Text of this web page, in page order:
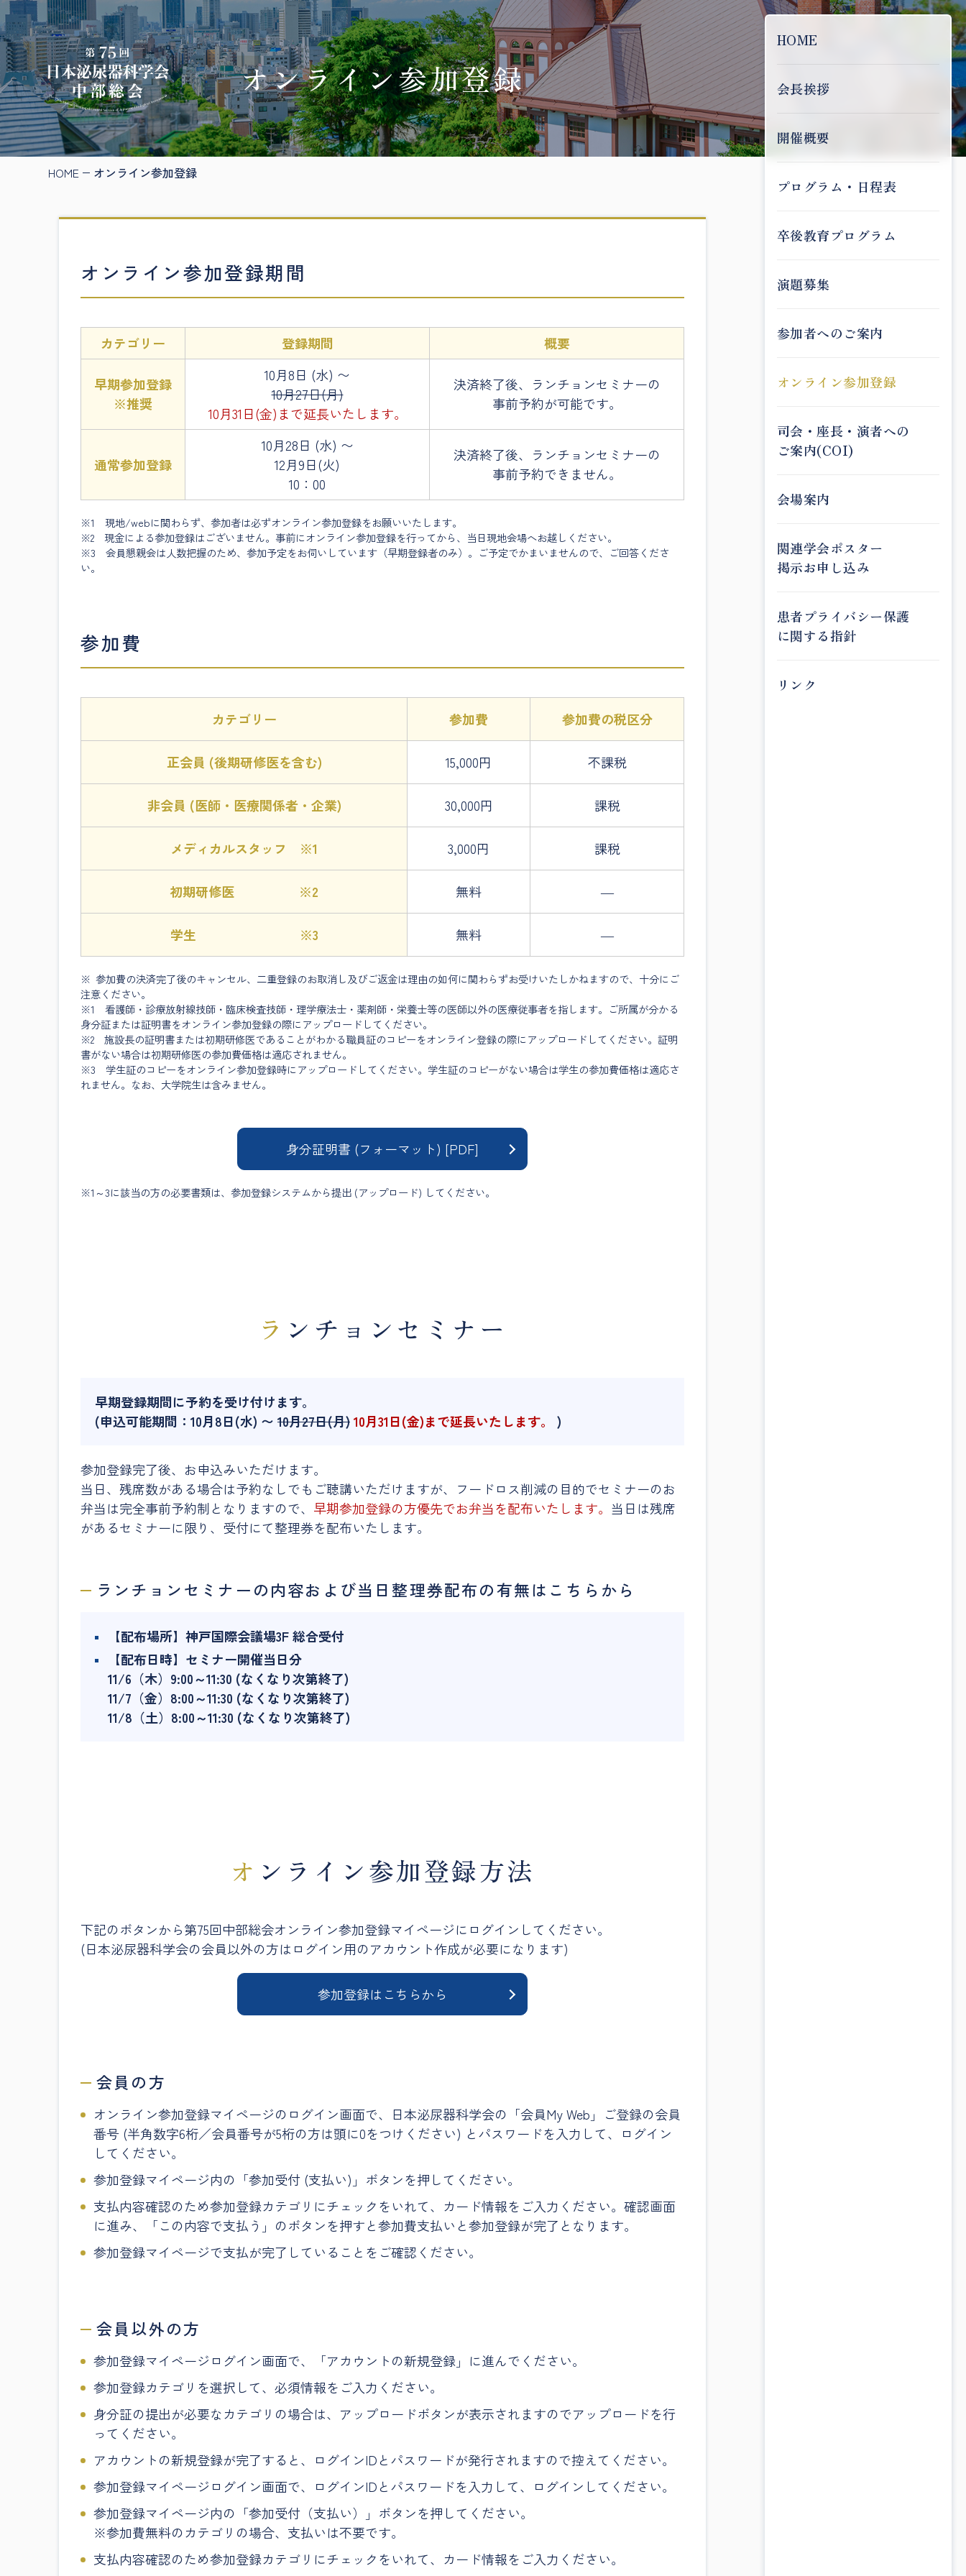
HOME
会長挨拶
開催概要
プログラム・日程表
卒後教育プログラム
演題募集
参加者へのご案内
オンライン参加登録
司会・座長・演者への
ご案内(COI)
会場案内
関連学会ポスター
掲示お申し込み
患者プライバシー保護
に関する指針
リンク
オンライン参加登録
HOME オンライン参加登録
オンライン参加登録期間
カテゴリー 登録期間 概要
早期参加登録
※推奨
10月8日 (水) 〜
10月27日(月)
10月31日(金)まで延長いたします。
決済終了後、ランチョンセミナーの
事前予約が可能です。
通常参加登録
10月28日 (水) 〜
12月9日(火)
10：00
決済終了後、ランチョンセミナーの
事前予約できません。
※1 現地/webに関わらず、参加者は必ずオンライン参加登録をお願いいたします。
※2 現金による参加登録はございません。事前にオンライン参加登録を行ってから、当日現地会場へお越しください。
※3 会員懇親会は人数把握のため、参加予定をお伺いしています（早期登録者のみ）。ご予定でかまいませんので、ご回答くださ
い。
参加費
カテゴリー 参加費 参加費の税区分
正会員 (後期研修医を含む) 15,000円 不課税
非会員 (医師・ 医療関係者・企業) 30,000円 課税
メディカルスタッフ ※1 3,000円 課税
初期研修医 ※2 無料 ―
学生 ※3 無料 ―
※ 参加費の決済完了後のキャンセル、二重登録のお取消し及びご返金は理由の如何に関わらずお受けいたしかねますので、十分にご
注意ください。
※1 看護師・診療放射線技師・臨床検査技師・理学療法士・薬剤師・栄養士等の医師以外の医療従事者を指します。ご所属が分かる
身分証または証明書をオンライン参加登録の際にアップロードしてください。
※2 施設長の証明書または初期研修医であることがわかる職員証のコピーをオンライン登録の際にアップロードしてください。証明
書がない場合は初期研修医の参加費価格は適応されません。
※3 学生証のコピーをオンライン参加登録時にアップロードしてください。学生証のコピーがない場合は学生の参加費価格は適応さ
れません。なお、大学院生は含みません。
身分証明書 (フォーマット) [PDF]
※1～3に該当の方の必要書類は、参加登録システムから提出 (アップロード) してください。
ランチョンセミナー
早期登録期間に予約を受け付けます。
(申込可能期間： 10月8日(水) 〜 10月27日(月)10月31日(金)まで延長いたします。 )
参加登録完了後、お申込みいただけます。
当日、残席数がある場合は予約なしでもご聴講いただけますが、フードロス削減の目的でセミナーのお
弁当は完全事前予約制となりますので、 早期参加登録の方優先でお弁当を配布いたします。 当日は残席
があるセミナーに限り、受付にて整理券を配布いたします。
ランチョンセミナーの内容および当日整理券配布の有無はこちらから
【配布場所】神戸国際会議場3F 総合受付
【配布日時】セミナー開催当日分
11/6（木）9:00～11:30 (なくなり次第終了)
11/7（金）8:00～11:30 (なくなり次第終了)
11/8（土）8:00～11:30 (なくなり次第終了)
オンライン参加登録方法
下記のボタンから第75回中部総会オンライン参加登録マイページにログインしてください。
(日本泌尿器科学会の会員以外の方はログイン用のアカウント作成が必要になります)
参加登録は こちらから
会員の方
オンライン参加登録マイページのログイン画面で、日本泌尿器科学会の「会員My Web」ご登録の会員
番号 (半角数字6桁／会員番号が5桁の方は頭に0をつけください) とパスワードを入力して、ログイン
してください。
参加登録マイページ内の「参加受付 (支払い)」ボタンを押してください。
支払内容確認のため参加登録カテゴリにチェックをいれて、カード情報をご入力ください。確認画面
に進み、「この内容で支払う」のボタンを押すと参加費支払いと参加登録が完了となります。
参加登録マイページで支払が完了していることをご確認ください。
会員以外の方
参加登録マイページログイン画面で、「アカウントの新規登録」に進んでください。
参加登録カテゴリを選択して、必須情報をご入力ください。
身分証の提出が必要なカテゴリの場合は、アップロードボタンが表示されますのでアップロードを行
ってください。
アカウントの新規登録が完了すると、ログインIDとパスワードが発行されますので控えてください。
参加登録マイページログイン画面で、ログインIDとパスワードを入力して、ログインしてください。
参加登録マイページ内の「参加受付（支払い）」ボタンを押してください。
※参加費無料のカテゴリの場合、支払いは不要です。
支払内容確認のため参加登録カテゴリにチェックをいれて、カード情報をご入力ください。